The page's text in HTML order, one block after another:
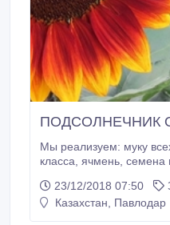
ПОДСОЛНЕЧНИК
Мы реализуем: муку всех сортов,
класса, ячмень, семена гречихи, семена рапса,
23/12/2018 07:50
Казахстан, Павлодар